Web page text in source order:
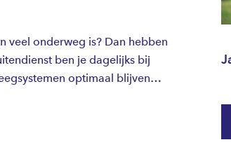
veel onderweg is? Dan hebben
ben je dagelijks bij
optimaal blijven